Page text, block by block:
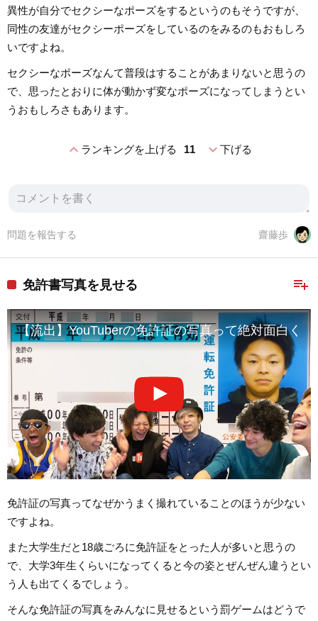
異性が自分でセクシーなポーズをするというのもそうですが、
同性の友達がセクシーポーズをしているのをみるのもおもしろ
いですよね。
セクシーなポーズなんて普段はすることがあまりないと思うの
で、思ったとおりに体が動かず変なポーズになってしまうとい
うおもしろさもあります。
expand_lessランキングを上げる 11 expand_more下げる
齋藤歩
問題を報告する
playlist_add
免許書写真を見せる
【流出】YouTuberの免許証の写真って絶対面白くね
免許証の写真ってなぜかうまく撮れていることのほうが少ない
ですよね。
また大学生だと18歳ごろに免許証をとった人が多いと思うの
で、大学3年生くらいになってくると今の姿とぜんぜん違うとい
う人も出てくるでしょう。
そんな免許証の写真をみんなに見せるという罰ゲームはどうで